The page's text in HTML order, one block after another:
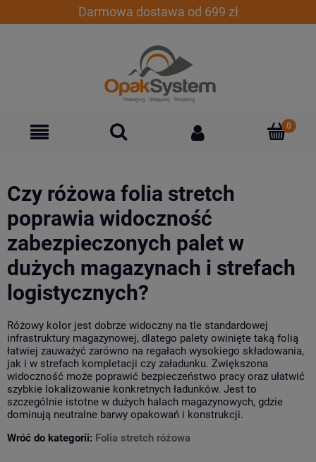
Darmowa dostawa od 699 zł
Czy różowa folia stretch
poprawia widoczność
zabezpieczonych palet w
dużych magazynach i strefach
logistycznych?
Różowy kolor jest dobrze widoczny na tle standardowej
infrastruktury magazynowej, dlatego palety owinięte taką folią
łatwiej zauważyć zarówno na regałach wysokiego składowania,
jak i w strefach kompletacji czy załadunku. Zwiększona
widoczność może poprawić bezpieczeństwo pracy oraz ułatwić
szybkie lokalizowanie konkretnych ładunków. Jest to
szczególnie istotne w dużych halach magazynowych, gdzie
dominują neutralne barwy opakowań i konstrukcji.
Wróć do kategorii: Folia stretch różowa